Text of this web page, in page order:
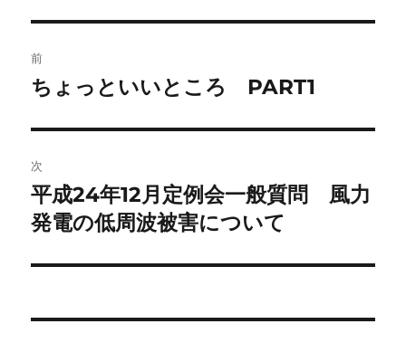
稿
ビ
ゲ
ー
シ
前
前
投
稿:
ちょっといいところ PART1
次
次
の
稿:
平成24年12月定例会一般質問 風力
発電の低周波被害について